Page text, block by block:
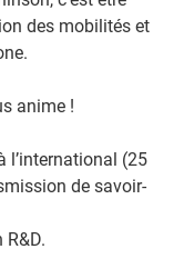
des mobilités et
anime !​
l’international (25
de savoir-